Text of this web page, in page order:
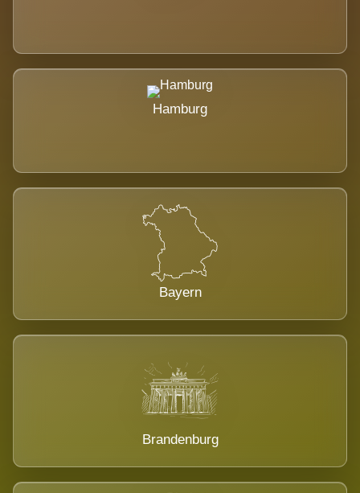
Hamburg
Bayern
Brandenburg